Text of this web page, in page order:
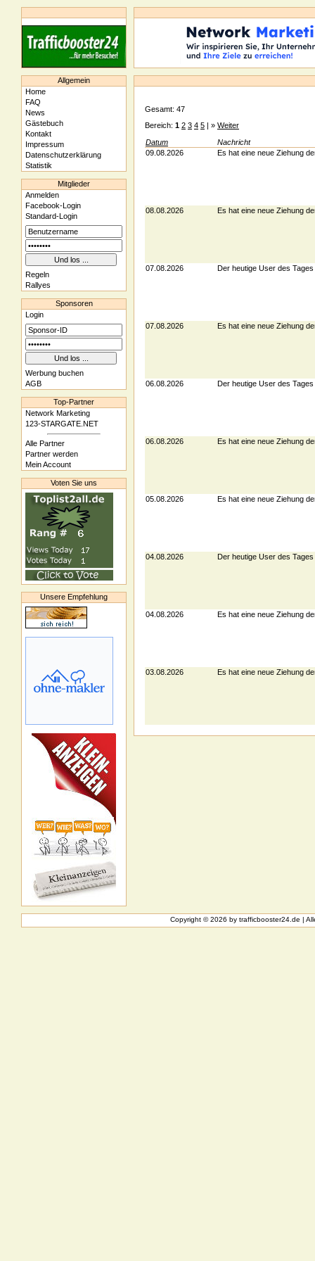
Allgemein
Home
FAQ
News
Gästebuch
Kontakt
Impressum
Datenschutzerklärung
Statistik
Mitglieder
Anmelden
Facebook-Login
Standard-Login
Regeln
Rallyes
Sponsoren
Login
Werbung buchen
AGB
Top-Partner
Network Marketing
123-STARGATE.NET
Alle Partner
Partner werden
Mein Account
Voten Sie uns
Unsere Empfehlung
Gesamt: 47
Bereich: 1 2 3 4 5 | » Weiter
Datum
Nachricht
09.08.2026
Es hat eine neue Ziehung
08.08.2026 Es hat eine neue Ziehung
07.08.2026 Der heutige User des
07.08.2026 Es hat eine neue Ziehung
06.08.2026 Der heutige User des
06.08.2026 Es hat eine neue Ziehung
05.08.2026 Es hat eine neue Ziehung
04.08.2026 Der heutige User des
04.08.2026 Es hat eine neue Ziehung
03.08.2026 Es hat eine neue Ziehung
Copyright © 2026 by trafficbooster24.de |